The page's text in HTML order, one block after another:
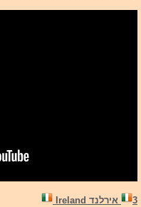
3
אירלנד Ireland